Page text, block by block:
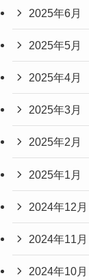
2025年6月
2025年5月
2025年4月
2025年3月
2025年2月
2025年1月
2024年12月
2024年11月
2024年10月